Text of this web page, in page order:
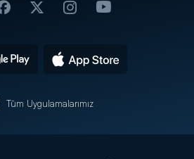
Tüm Uygulamalarımız